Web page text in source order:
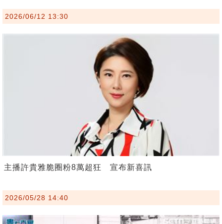
2026/06/12 13:30
主播許貴雅脆圈粉8萬超狂 宣布新喜訊
2026/05/28 14:40